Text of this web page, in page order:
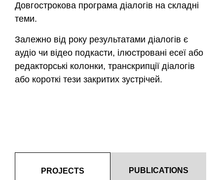
Довгострокова програма діалогів на складні
теми.
Залежно від року результатами діалогів є
аудіо чи відео подкасти, ілюстровані есеї або
редакторські колонки, транскрипції діалогів
або короткі тези закритих зустрічей.
PROJECTS PUBLICATIONS